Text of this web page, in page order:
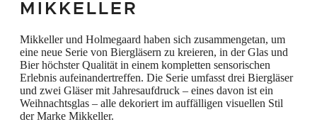
Kreativität Kompromisse ein. Innovation und
Erneuerung sind die Eckpfeiler von
Holmegaard und Mikkeller, und beide Marken
überraschen und inspirieren immer wieder
mit ihrer außergewöhnlichen Qualität und
ihrem guten Auge fürs Detail. Holmegaard ist
MIKKELLER
Mikkeller und Holmegaard haben sich zusammengetan, um
eine neue Serie von Biergläsern zu kreieren, in der Glas und
Bier höchster Qualität in einem kompletten sensorischen
Erlebnis aufeinandertreffen. Die Serie umfasst drei Biergläser
und zwei Gläser mit Jahresaufdruck – eines davon ist ein
Weihnachtsglas – alle dekoriert im auffälligen visuellen Stil
der Marke Mikkeller.